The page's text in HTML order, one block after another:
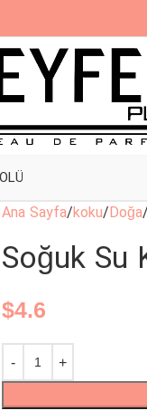
Ana Sayfa koku Doğa
Soğuk Su
$4.6